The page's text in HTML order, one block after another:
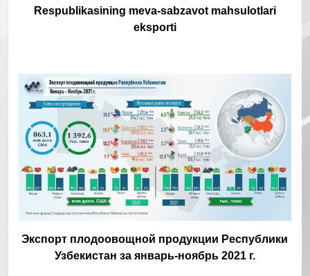
Respublikasining meva-sabzavot mahsulotlari
eksporti
Экспорт плодоовощной продукции Республики
Узбекистан за январь-ноябрь 2021 г.